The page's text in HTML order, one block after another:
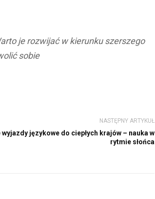
je rozwijać w kierunku szerszego
sobie
NASTĘPNY ARTYKUŁ
językowe do ciepłych krajów – nauka w
rytmie słońca